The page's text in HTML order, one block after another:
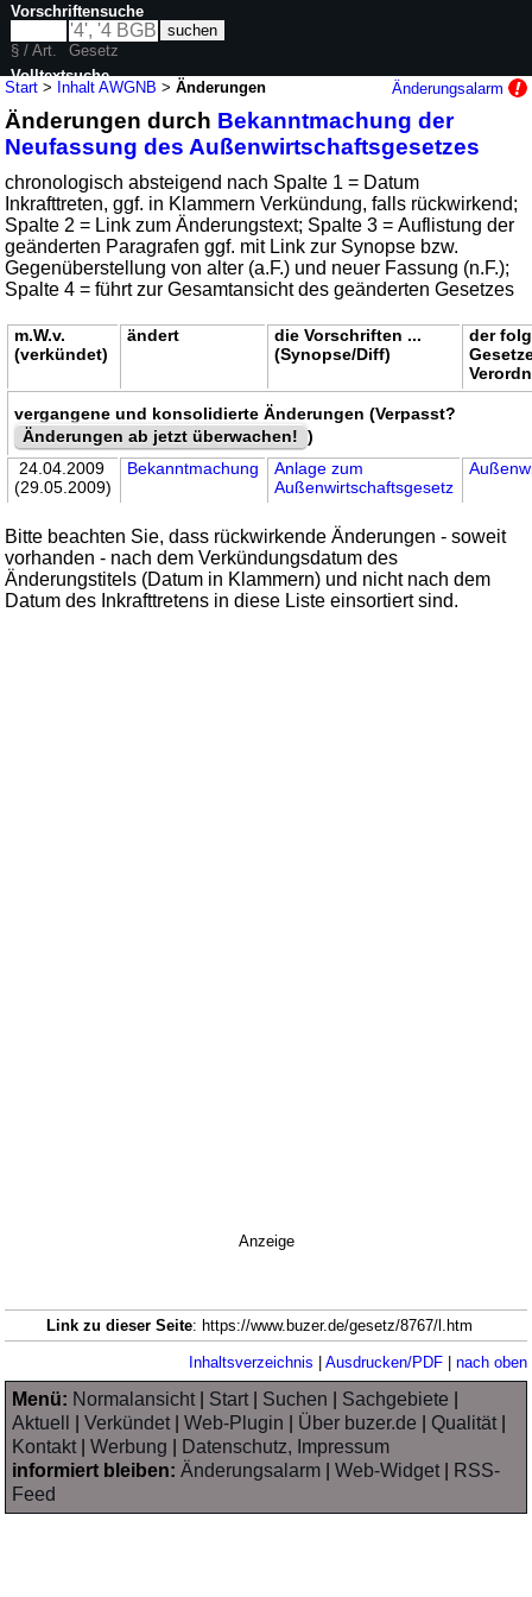
Start > Inhalt AWGNB >Änderungen Änderungsalarm
Änderungen durch Bekanntmachung der
Neufassung des Außenwirtschaftsgesetzes
chronologisch absteigend nach Spalte 1 = Datum
Inkrafttreten, ggf. in Klammern Verkündung, falls rückwirkend;
Spalte 2 = Link zum Änderungstext; Spalte 3 = Auflistung der
geänderten Paragrafen ggf. mit Link zur Synopse bzw.
Gegenüberstellung von alter (a.F.) und neuer Fassung (n.F.);
Spalte 4 = führt zur Gesamtansicht des geänderten Gesetzes
m.W.v.
(verkündet)
ändert
die Vorschriften ...
(Synopse/Diff)
der
vergangene und konsolidierte Änderungen (Verpasst?
Änderungen ab jetzt überwachen! )
24.04.2009
(29.05.2009)
Bekanntmachung
Anlage zum
Außenwirtschaftsgesetz
Bitte beachten Sie, dass rückwirkende Änderungen - soweit
vorhanden - nach dem Verkündungsdatum des
Änderungstitels (Datum in Klammern) und nicht nach dem
Datum des Inkrafttretens in diese Liste einsortiert sind.
Vorschriftensuche
§ / Art.
Gesetz
Volltextsuche
nur in AWGNB
Anzeige
Link zu dieser Seite: https://www.buzer.de/gesetz/8767/l.htm
Inhaltsverzeichnis | Ausdrucken/PDF| nach oben
Menü: Normalansicht| Start| Suchen Sachgebiete
Aktuell
|Verkündet|Web-Plugin Über buzer.de |Qualität|
Kontakt|Werbung
Datenschutz, Impressum
informiert bleiben: Änderungsalarm |Web-Widget|
RSS-
Feed